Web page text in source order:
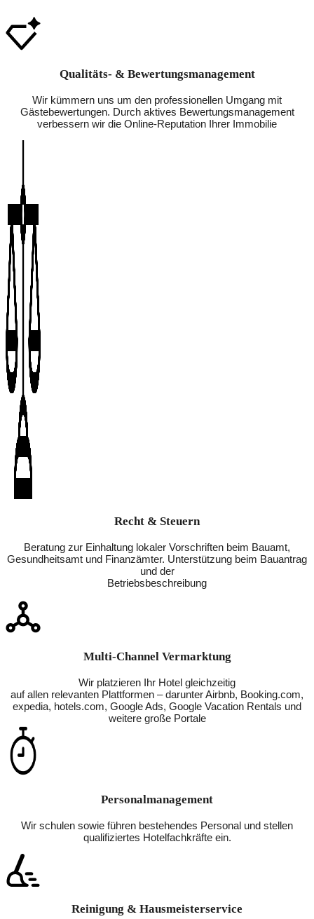
Qualitäts- & Bewertungsmanagement
Wir kümmern uns um den professionellen Umgang mit
Gästebewertungen. Durch aktives Bewertungsmanagement
verbessern wir die Online-Reputation Ihrer Immobilie
Recht & Steuern
Beratung zur Einhaltung lokaler Vorschriften beim Bauamt,
Gesundheitsamt und Finanzämter. Unterstützung beim Bauantrag
und der
Betriebsbeschreibung
Multi-Channel Vermarktung
Wir platzieren Ihr Hotel gleichzeitig
auf allen relevanten Plattformen – darunter Airbnb, Booking.com,
expedia, hotels.com, Google Ads, Google Vacation Rentals und
weitere große Portale
Personalmanagement
Wir schulen sowie führen bestehendes Personal und stellen
qualifiziertes Hotelfachkräfte ein.
Reinigung & Hausmeisterservice